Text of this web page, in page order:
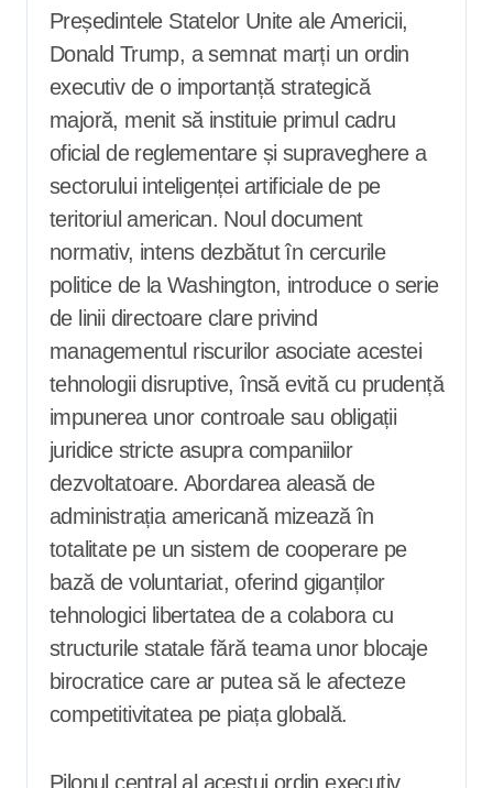
Președintele Statelor Unite ale Americii,
Donald Trump, a semnat marți un ordin
executiv de o importanță strategică
majoră, menit să instituie primul cadru
oficial de reglementare și supraveghere a
sectorului inteligenței artificiale de pe
teritoriul american. Noul document
normativ, intens dezbătut în cercurile
politice de la Washington, introduce o serie
de linii directoare clare privind
managementul riscurilor asociate acestei
tehnologii disruptive, însă evită cu prudență
impunerea unor controale sau obligații
juridice stricte asupra companiilor
dezvoltatoare. Abordarea aleasă de
administrația americană mizează în
totalitate pe un sistem de cooperare pe
bază de voluntariat, oferind giganților
tehnologici libertatea de a colabora cu
structurile statale fără teama unor blocaje
birocratice care ar putea să le afecteze
competitivitatea pe piața globală.
Pilonul central al acestui ordin executiv